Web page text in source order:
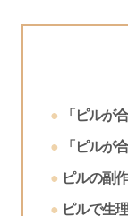
「ピルが
「ピルが
ピルの副
ピルで生